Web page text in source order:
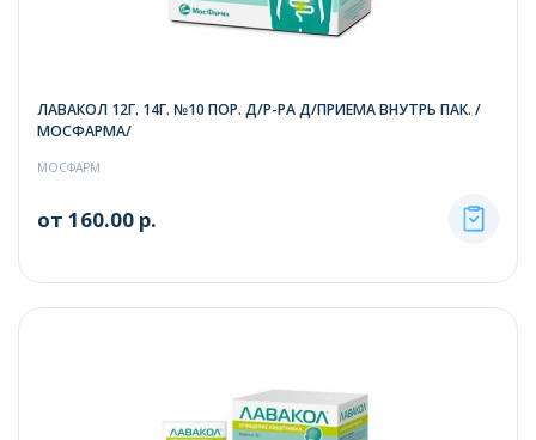
ЛАВАКОЛ 12Г. 14Г. №10 ПОР. Д/Р-РА Д/ПРИЕМА ВНУТРЬ ПАК. /
МОСФАРМА/
МОСФАРМ
от 160.00 р.